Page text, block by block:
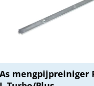
As mengpijpreiniger